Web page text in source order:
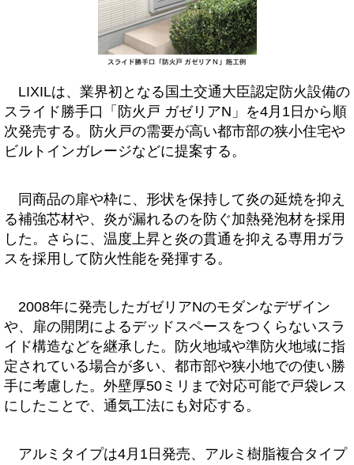
LIXILは、業界初となる国土交通大臣認定防火設備の
スライド勝手口「防火戸 ガゼリアN」を4月1日から順
次発売する。防火戸の需要が高い都市部の狭小住宅や
ビルトインガレージなどに提案する。
同商品の扉や枠に、形状を保持して炎の延焼を抑え
る補強芯材や、炎が漏れるのを防ぐ加熱発泡材を採用
した。さらに、温度上昇と炎の貫通を抑える専用ガラ
スを採用して防火性能を発揮する。
2008年に発売したガゼリアNのモダンなデザイン
や、扉の開閉によるデッドスペースをつくらないスラ
イド構造などを継承した。防火地域や準防火地域に指
定されている場合が多い、都市部や狭小地での使い勝
手に考慮した。外壁厚50ミリまで対応可能で戸袋レス
にしたことで、通気工法にも対応する。
アルミタイプは4月1日発売、アルミ樹脂複合タイプ